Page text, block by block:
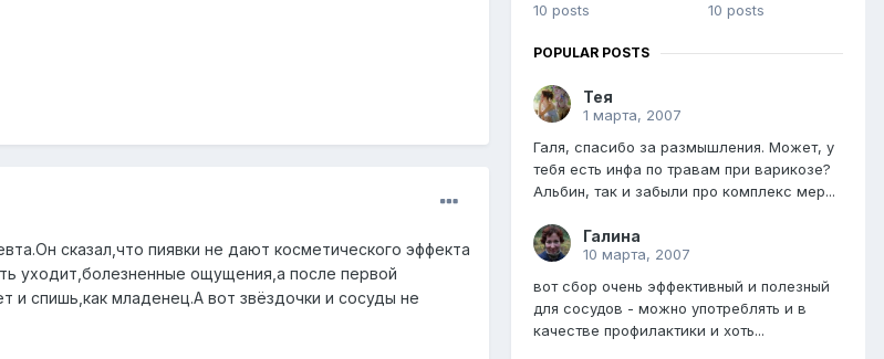
сказал,что пиявки не дают косметического эффекта
уходит,болезненные ощущения,а после первой
и спишь,как младенец.А вот звёздочки и сосуды не
10 posts
10 posts
POPULAR POSTS
Тея
1 марта, 2007
Галя, спасибо за размышления. Может, у
тебя есть инфа по травам при варикозе?
Альбин, так и забыли про комплекс мер...
Галина
10 марта, 2007
вот сбор очень эффективный и полезный
для сосудов - можно употреблять и в
качестве профилактики и хоть...